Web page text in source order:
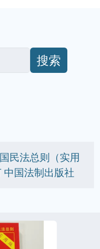
搜索
民法总则（实用
中国法制出版社